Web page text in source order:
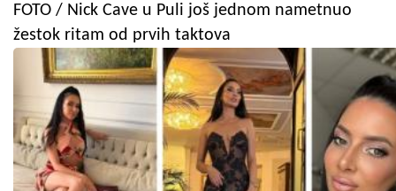
FOTO / Nick Cave u Puli još jednom nametnuo
žestok ritam od prvih taktova